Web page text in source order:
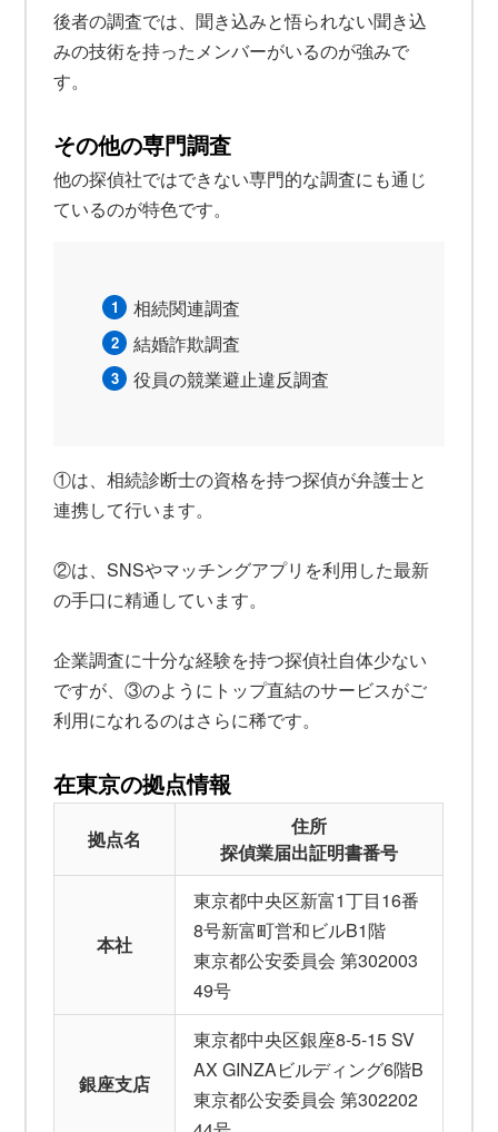
後者の調査では、聞き込みと悟られない聞き込
みの技術を持ったメンバーがいるのが強みで
す。
その他の専門調査
他の探偵社ではできない専門的な調査にも通じ
ているのが特色です。
相続関連調査
結婚詐欺調査
役員の競業避止違反調査
①は、相続診断士の資格を持つ探偵が弁護士と
連携して行います。
②は、SNSやマッチングアプリを利用した最新
の手口に精通しています。
企業調査に十分な経験を持つ探偵社自体少ない
ですが、③のようにトップ直結のサービスがご
利用になれるのはさらに稀です。
在東京の拠点情報
拠点名
住所
探偵業届出証明書番号
本社
東京都中央区新富1丁目16番
8号新富町営和ビルB1階
東京都公安委員会 第302003
49号
銀座支店
東京都中央区銀座8-5-15 SV
AX GINZAビルディング6階B
東京都公安委員会 第302202